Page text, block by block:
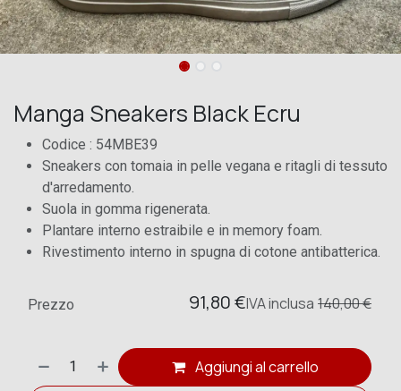
Manga Sneakers Black Ecru
Codice : 54MBE39
Sneakers con tomaia in pelle vegana e ritagli di tessuto
d'arredamento.
Suola in gomma rigenerata.
Plantare interno estraibile e in memory foam.
Rivestimento interno in spugna di cotone antibatterica.
Aggiungi al carrello
Prezzo 91,80€IVAinclusa 140,00€